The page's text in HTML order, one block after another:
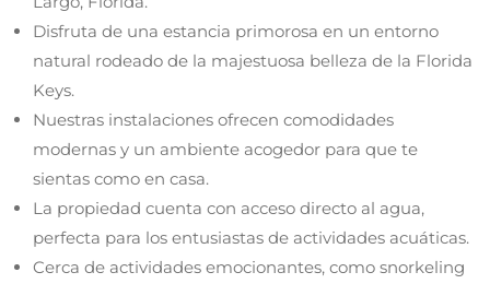
Disfruta de una estancia primorosa en un entorno
natural rodeado de la majestuosa belleza de la Florida
Keys.
Nuestras instalaciones ofrecen comodidades
modernas y un ambiente acogedor para que te
sientas como en casa.
La propiedad cuenta con acceso directo al agua,
perfecta para los entusiastas de actividades acuáticas.
Cerca de actividades emocionantes, como snorkeling